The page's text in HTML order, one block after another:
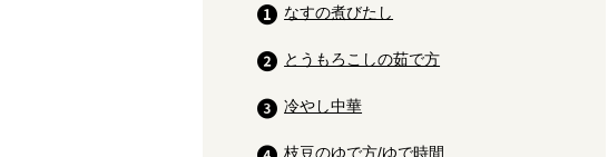
なすの煮びたし
とうもろこしの茹で方
冷やし中華
枝豆のゆで方/ゆで時間